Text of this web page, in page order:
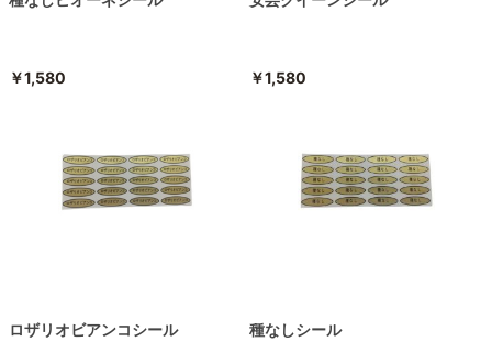
￥1,580 ￥1,580
ロザリオビアンコシール 種なしシール